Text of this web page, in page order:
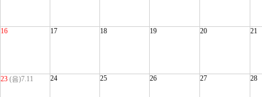
16 17 18 19 20 21
23 (음)7.11 24 25 26 27 28